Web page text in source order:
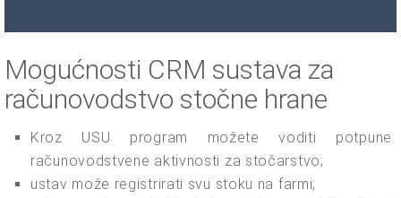
Mogućnosti CRM sustava za
računovodstvo stočne hrane
Kroz USU program možete voditi potpune
računovodstvene aktivnosti za stočarstvo;
ustav može registrirati svu stoku na farmi;